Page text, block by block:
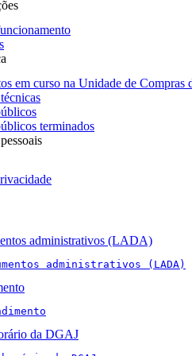
em curso na Unidade de Compras
terminados
administrativos (LADA)
administrativos (LADA)
da DGAJ